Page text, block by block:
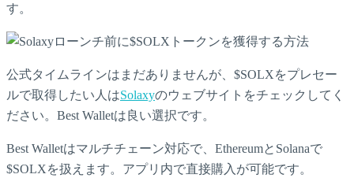
す。
公式タイムラインはまだありませんが、$SOLXをプレセー
ルで取得したい人はSolaxyのウェブサイトをチェックしてく
ださい。Best Walletは良い選択です。
Best Walletはマルチチェーン対応で、EthereumとSolanaで
$SOLXを扱えます。アプリ内で直接購入が可能です。